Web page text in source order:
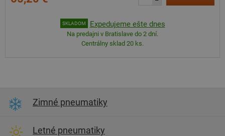
SKLADOM Expedujeme ešte dnes
Na predajni v Bratislave do 2 dní.
Centrálny sklad 20 ks.
Zimné pneumatiky
Letné pneumatiky